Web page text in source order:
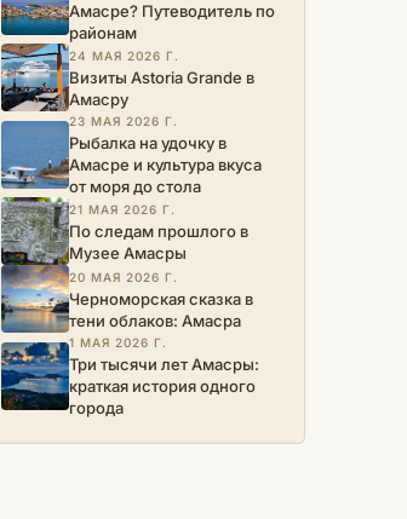
Амасре? Путеводитель по
районам
24 МАЯ 2026 Г.
Визиты Astoria Grande в
Амасру
23 МАЯ 2026 Г.
Рыбалка на удочку в
Амасре и культура вкуса
от моря до стола
21 МАЯ 2026 Г.
По следам прошлого в
Музее Амасры
20 МАЯ 2026 Г.
Черноморская сказка в
тени облаков: Амасра
1 МАЯ 2026 Г.
Три тысячи лет Амасры:
краткая история одного
города